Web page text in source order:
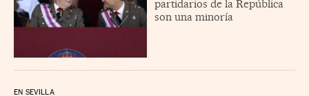
partidarios de la República
son una minoría
EN SEVILLA